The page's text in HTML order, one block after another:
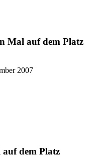
Mal auf dem Platz
2007
dem Platz